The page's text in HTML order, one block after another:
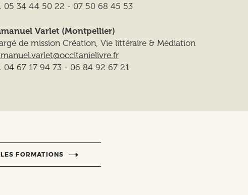
05 34 44 50 22 - 07 50 68 45 53
Varlet (Montpellier)
de mission Création, Vie littéraire & Médiation
04 67 17 94 73 - 06 84 92 67 21
LES FORMATIONS